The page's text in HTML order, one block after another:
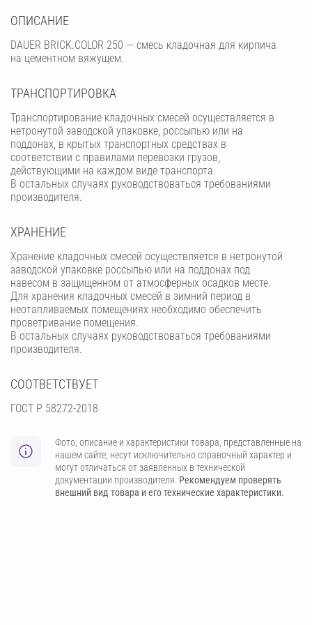
OПИСАНИЕ
DAUER BRICK.COLOR 250 — смесь кладочная для кирпича
на цементном вяжущем.
ТРАНСПОРТИРОВКА
Транспортирование кладочных смесей осуществляется в
нетронутой заводской упаковке, россыпью или на
поддонах, в крытых транспортных средствах в
соответствии с правилами перевозки грузов,
действующими на каждом виде транспорта.
В остальных случаях руководствоваться требованиями
производителя.
ХРАНЕНИЕ
Хранение кладочных смесей осуществляется в нетронутой
заводской упаковке россыпью или на поддонах под
навесом в защищенном от атмосферных осадков месте.
Для хранения кладочных смесей в зимний период в
неотапливаемых помещениях необходимо обеспечить
проветривание помещения.
В остальных случаях руководствоваться требованиями
производителя.
СООТВЕТСТВУЕТ
ГОСТ Р 58272-2018
Фото, описание и характеристики товара, представленные на
нашем сайте, несут исключительно справочный характер и
могут отличаться от заявленных в технической
документации производителя. Рекомендуем проверять
внешний вид товара и его технические характеристики.